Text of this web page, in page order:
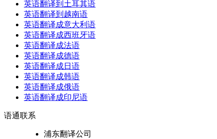
英语翻译到土耳其语
英语翻译到越南语
英语翻译成意大利语
英语翻译成西班牙语
英语翻译成法语
英语翻译成德语
英语翻译成日语
英语翻译成韩语
英语翻译成俄语
英语翻译成印尼语
语通联系
浦东翻译公司